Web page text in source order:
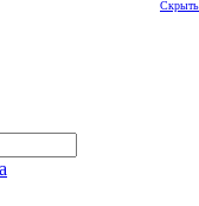
Скрыть